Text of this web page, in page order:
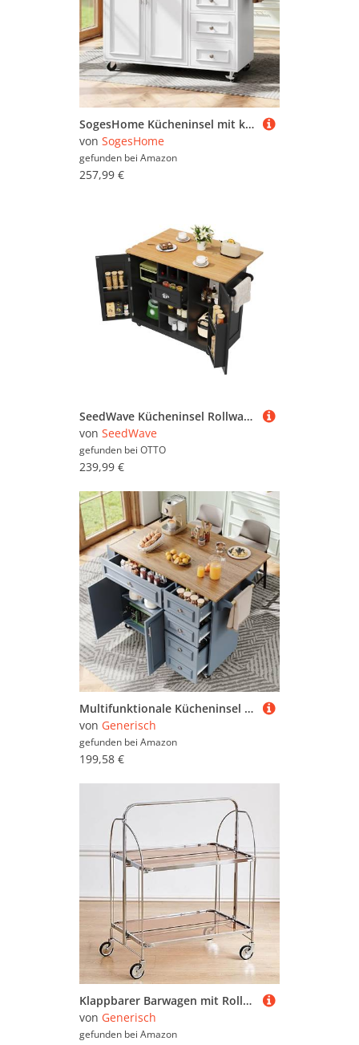
SogesHome Kücheninsel mit klappbarer Arbeitsplatte (110×45-75×92cm) – Buffetschrank & Servierwagen mit Schubladen, Türen & Stauraum – Multifunktionaler Esstisch für Küche & Essbereich (weiß)
von SogesHome
gefunden bei Amazon
257,99 €
SeedWave Kücheninsel Rollwagen 140cm mit Klappbarer Tischplatte, Weinflaschenregalen, Servierwagen mit 2 Handtuchhaltern, 1 Gewürzboard
von SeedWave
gefunden bei OTTO
239,99 €
Multifunktionale Kücheninsel mit klappbarer Tischplatte & Vintage-Design - Höhenverstellbare Servierwagen-Schubladen, Stahlrahmen, GS-Geprüft (110x45-75x92cm, Blau)
von Generisch
gefunden bei Amazon
199,58 €
Klappbarer Barwagen mit Rollen und Griff, mobiler Getränkewagen für kompakte Aufbewahrung in der Küche, zu Hause
von Generisch
gefunden bei Amazon